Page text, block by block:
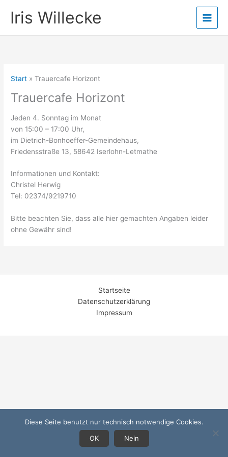
InhaltIris Willecke
Start Trauercafe Horizont
Trauercafe Horizont
Jeden 4. Sonntag im Monat
von 15:00 – 17:00 Uhr,
im Dietrich-Bonhoeffer-Gemeindehaus,
Friedensstraße 13, 58642 Iserlohn-Letmathe
Informationen und Kontakt:
Christel Herwig
Tel: 02374/9219710
Bitte beachten Sie, dass alle hier gemachten Angaben leider
ohne Gewähr sind!
Startseite
Datenschutzerklärung
Impressum
Diese Seite benutzt nur technisch notwendige Cookies.
OK
Nein